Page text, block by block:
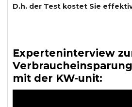
D.h. der Test kostet Sie
Experteninterview
mit der KW-unit: